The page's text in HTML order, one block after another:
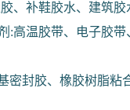
、补鞋胶水、建筑
:高温胶带、电子胶
密封胶、橡胶树脂粘